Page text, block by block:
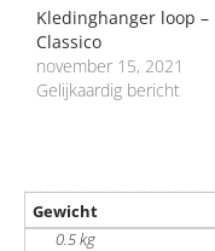
Kledinghanger loop –
Classico
november 15, 2021
Gelijkaardig bericht
Gewicht
0.5 kg